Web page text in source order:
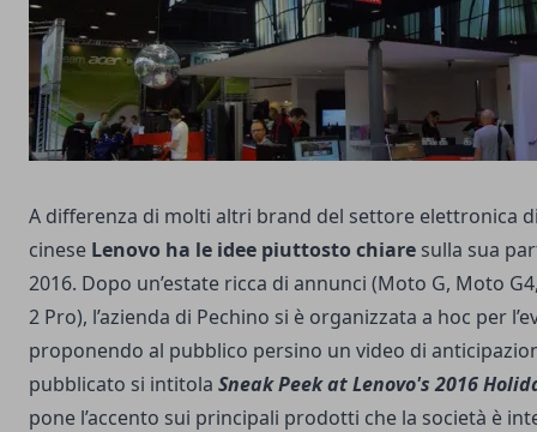
A differenza di molti altri brand del settore elettronica
cinese Lenovo ha le idee piuttosto chiare sulla sua
2016. Dopo un’estate ricca di annunci (Moto G, Moto
2 Pro), l’azienda di Pechino si è organizzata a hoc per
proponendo al pubblico persino un video di
pubblicato si intitola Sneak Peek at Lenovo's 2016
pone l’accento sui principali prodotti che la società è